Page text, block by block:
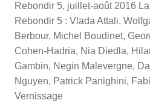
Rebondir 5, juillet-août 2016
Rebondir 5 : Vlada Attali,
Berbour, Michel Boudinet,
Cohen-Hadria, Nia Diedla,
Gambin, Negin Malevergne,
Nguyen, Patrick Panighini,
Vernissage